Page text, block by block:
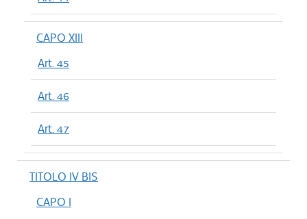
CAPO XIII
Art. 45
Art. 46
Art. 47
TITOLO IV BIS
CAPO I